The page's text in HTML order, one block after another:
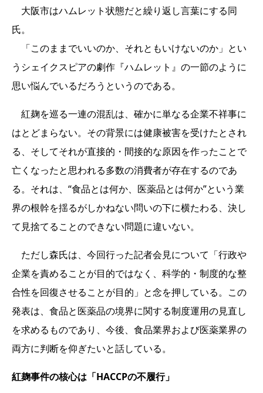
大阪市はハムレット状態だと繰り返し言葉にする同
氏。
「このままでいいのか、それともいけないのか」とい
うシェイクスピアの劇作『ハムレット』の一節のように
思い悩んでいるだろうというのである。
紅麹を巡る一連の混乱は、確かに単なる企業不祥事に
はとどまらない。その背景には健康被害を受けたとされ
る、そしてそれが直接的・間接的な原因を作ったことで
亡くなったと思われる多数の消費者が存在するのであ
る。それは、“食品とは何か、医薬品とは何か”という業
界の根幹を揺るがしかねない問いの下に横たわる、決し
て見捨てることのできない問題に違いない。
ただし森氏は、今回行った記者会見について「行政や
企業を責めることが目的ではなく、科学的・制度的な整
合性を回復させることが目的」と念を押している。この
発表は、食品と医薬品の境界に関する制度運用の見直し
を求めるものであり、今後、食品業界および医薬業界の
両方に判断を仰ぎたいと話している。
紅麹事件の核心は「HACCPの不履行」